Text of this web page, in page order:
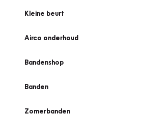
Kleine beurt
Airco onderhoud
Bandenshop
Banden
Zomerbanden